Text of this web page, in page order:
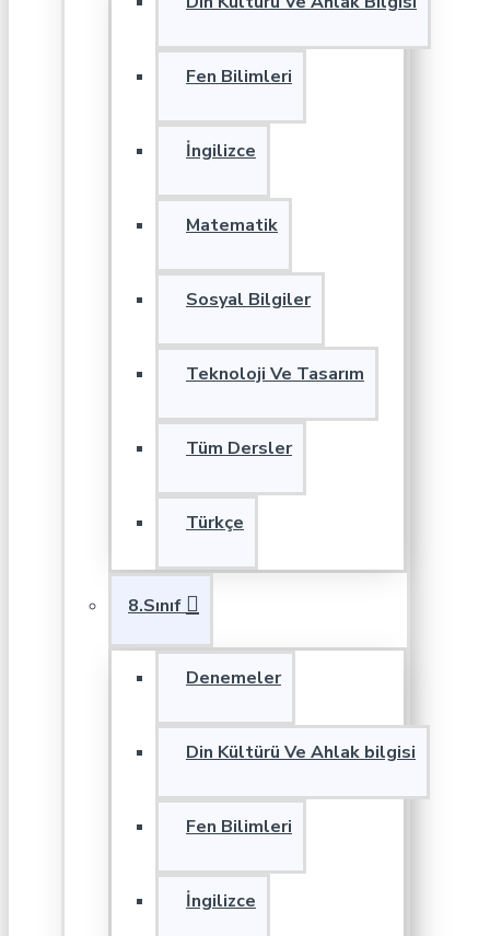
Fen Bilimleri
İngilizce
Matematik
Sosyal Bilgiler
Teknoloji Ve Tasarım
Tüm Dersler
Türkçe
8.Sınıf
Denemeler
Din Kültürü Ve Ahlak bilgisi
Fen Bilimleri
İngilizce